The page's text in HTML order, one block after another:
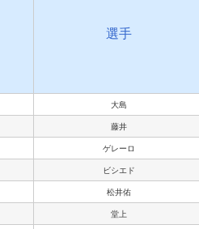
選手
大島
藤井
ゲレーロ
ビシエド
松井佑
堂上